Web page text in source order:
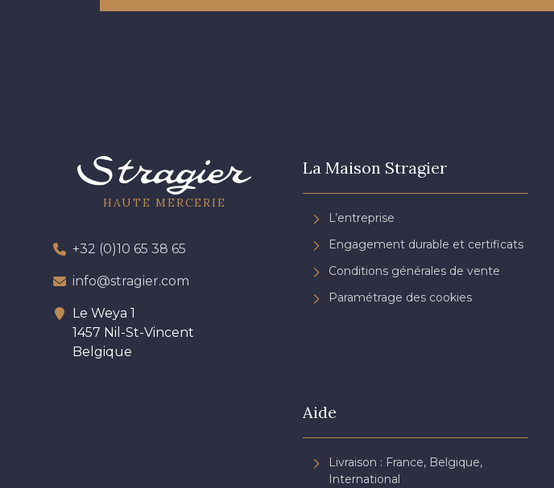
HAUTE MERCERIE
+32 (0)10 65 38 65
info@stragier.com
Le Weya 1
1457 Nil-St-Vincent
Belgique
La Maison Stragier
L’entreprise
Engagement durable et certificats
Conditions générales de vente
Paramétrage des cookies
Aide
Livraison : France, Belgique,
International